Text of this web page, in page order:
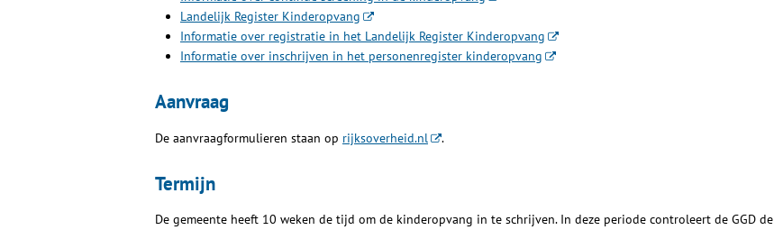
Landelijk Register Kinderopvang
Informatie over registratie in het Landelijk Register Kinderopvang
Informatie over inschrijven in het personenregister kinderopvang
Aanvraag
De aanvraagformulieren staan op rijksoverheid.nl .
Termijn
De gemeente heeft 10 weken de tijd om de kinderopvang in te schrijven. In deze periode controleert de GGD de